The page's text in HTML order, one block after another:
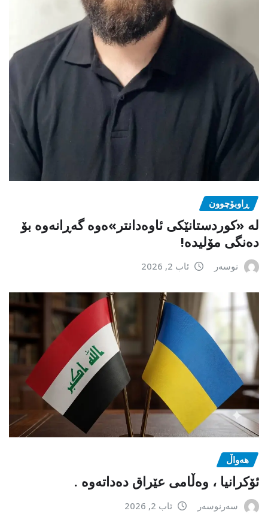
ڕاوبۆچوون
لە «کوردستانێکی ئاوەدانتر»ەوە گەڕانەوە بۆ
دەنگی مۆلیدە!
نوسەر ئاب 2, 2026
هەواڵ
ئۆکرانیا ، وەڵامی عێراق دەداتەوە .
سەرنوسەر ئاب 2, 2026